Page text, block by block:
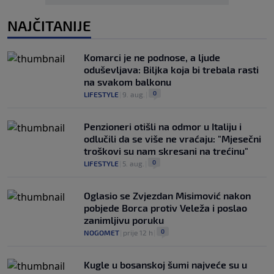
NAJČITANIJE
Komarci je ne podnose, a ljude
oduševljava: Biljka koja bi trebala rasti
na svakom balkonu
LIFESTYLE 9. aug. 0
Penzioneri otišli na odmor u Italiju i
odlučili da se više ne vraćaju: "Mjesečni
troškovi su nam skresani na trećinu"
LIFESTYLE 5. aug. 0
Oglasio se Zvjezdan Misimović nakon
pobjede Borca protiv Veleža i poslao
zanimljivu poruku
NOGOMET prije 12 h 0
Kugle u bosanskoj šumi najveće su u